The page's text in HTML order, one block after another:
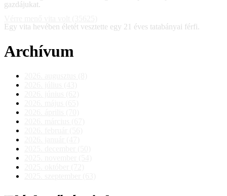
gazdájukat.
Egy vita hevében életét vesztette egy 21 éves tatabányai férfi.
Archívum